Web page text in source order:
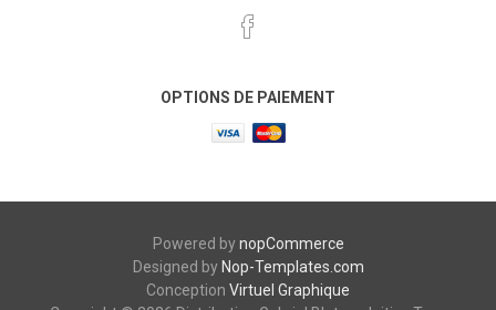
OPTIONS DE PAIEMENT
Powered bynopCommerce
Designed by Nop-Templates.com
Conception Virtuel Graphique